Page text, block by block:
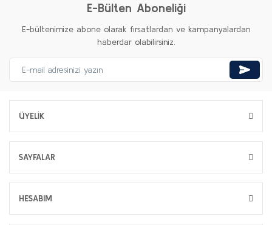
E-Bülten Aboneliği
E-bültenimize abone olarak fırsatlardan ve kampanyalardan
haberdar olabilirsiniz.
ÜYELİK
SAYFALAR
HESABIM